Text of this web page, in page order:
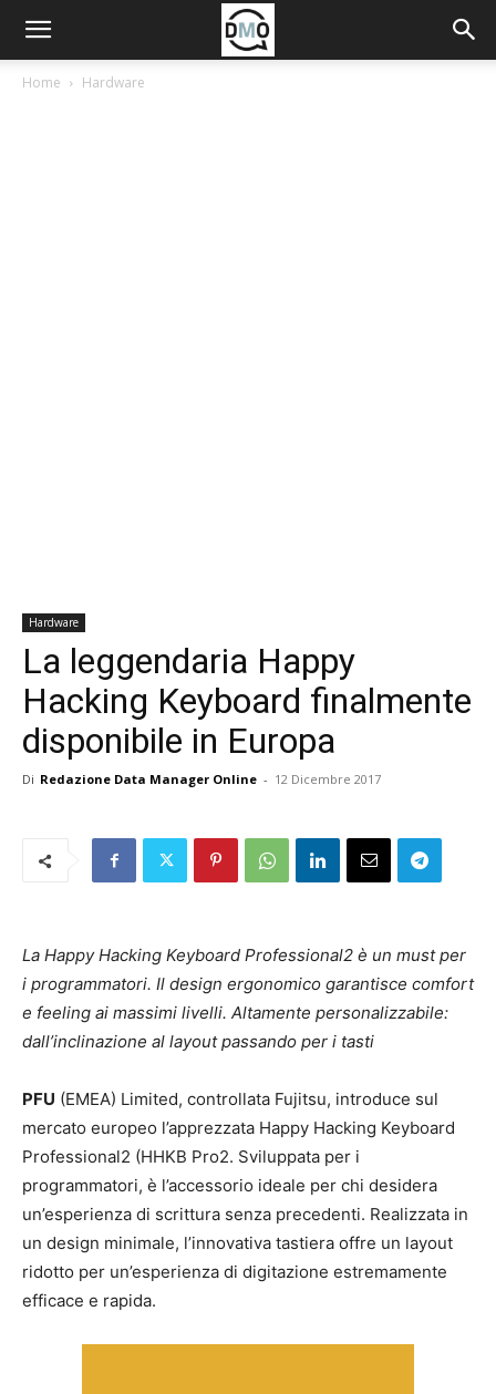
Home Hardware
Hardware
La leggendaria Happy
Hacking Keyboard finalmente
disponibile in Europa
Di Redazione Data Manager Online - 12 Dicembre 2017
La Happy Hacking Keyboard Professional2 è un must per
i programmatori. Il design ergonomico garantisce comfort
e feeling ai massimi livelli. Altamente personalizzabile:
dall’inclinazione al layout passando per i tasti
PFU (EMEA) Limited, controllata Fujitsu, introduce sul
mercato europeo l’apprezzata Happy Hacking Keyboard
Professional2 (HHKB Pro2. Sviluppata per i
programmatori, è l’accessorio ideale per chi desidera
un’esperienza di scrittura senza precedenti. Realizzata in
un design minimale, l’innovativa tastiera offre un layout
ridotto per un’esperienza di digitazione estremamente
efficace e rapida.